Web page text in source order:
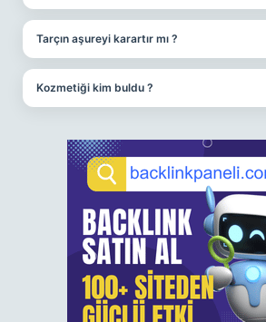
Tarçın aşureyi karartır mı ?
Kozmetiği kim buldu ?